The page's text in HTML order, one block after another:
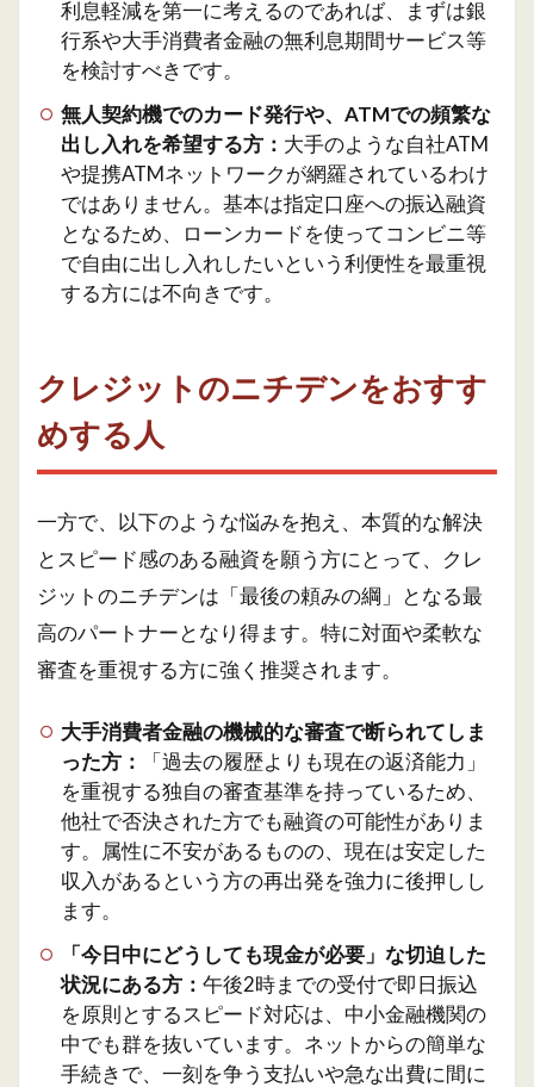
利息軽減を第一に考えるのであれば、まずは銀
行系や大手消費者金融の無利息期間サービス等
を検討すべきです。
無人契約機でのカード発行や、ATMでの頻繁な
出し入れを希望する方： 大手のような自社ATM
や提携ATMネットワークが網羅されているわけ
ではありません。基本は指定口座への振込融資
となるため、ローンカードを使ってコンビニ等
で自由に出し入れしたいという利便性を最重視
する方には不向きです。
クレジットのニチデンをおすす
めする人
一方で、以下のような悩みを抱え、本質的な解決
とスピード感のある融資を願う方にとって、クレ
ジットのニチデンは「最後の頼みの綱」となる最
高のパートナーとなり得ます。特に対面や柔軟な
審査を重視する方に強く推奨されます。
大手消費者金融の機械的な審査で断られてしま
った方：
「過去の履歴よりも現在の返済能力」
を重視する独自の審査基準を持っているため、
他社で否決された方でも融資の可能性がありま
す。属性に不安があるものの、現在は安定した
収入があるという方の再出発を強力に後押しし
ます。
「今日中にどうしても現金が必要」な切迫した
状況にある方：午後2時までの受付で即日振込
を原則とするスピード対応は、中小金融機関の
中でも群を抜いています。ネットからの簡単な
手続きで、一刻を争う支払いや急な出費に間に